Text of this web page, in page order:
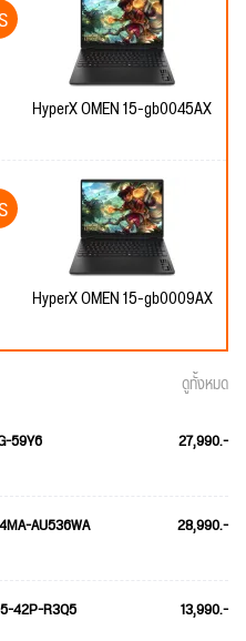
HyperX OMEN 15-gb0045AX
HyperX OMEN 15-gb0009AX
ดูทั้งหมด
59Y6 27,990.-
AU536WA 28,990.-
42P-R3Q5 13,990.-